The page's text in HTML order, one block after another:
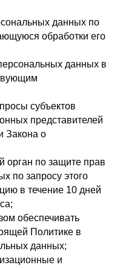
данных по
обработки его
данных в
субъектов
представителей
Закона о
по защите прав
по запросу этого
в течение 10 дней
обеспечивать
Политике в
данных;
и